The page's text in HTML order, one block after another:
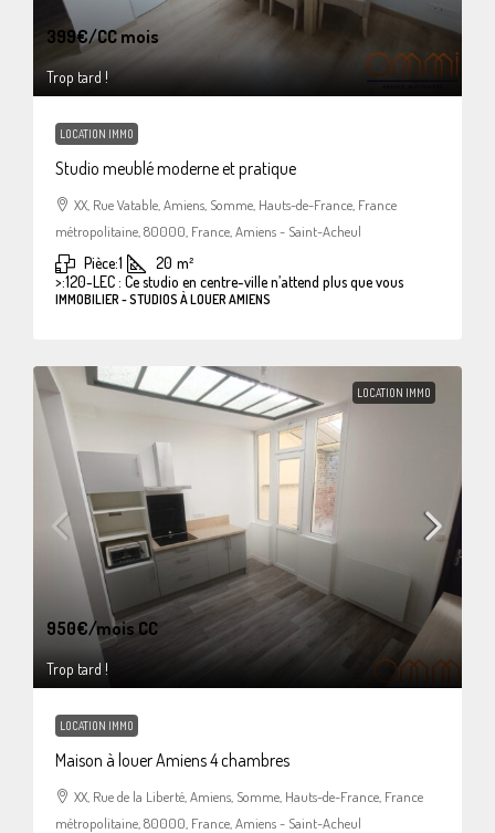
399€/CC mois
Trop tard !
LOCATION IMMO
Studio meublé moderne et pratique
XX, Rue Vatable, Amiens, Somme, Hauts-de-France, France
métropolitaine, 80000, France, Amiens - Saint-Acheul
Pièce:1 20 m²
>:120-LEC : Ce studio en centre-ville n’attend plus que vous
IMMOBILIER - STUDIOS À LOUER AMIENS
LOCATION IMMO
950€/mois CC
Trop tard !
LOCATION IMMO
Maison à louer Amiens 4 chambres
XX, Rue de la Liberté, Amiens, Somme, Hauts-de-France, France
métropolitaine, 80000, France, Amiens - Saint-Acheul